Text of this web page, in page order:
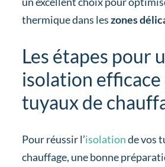
thermique dans leszones
Les étapes pour
isolation efficace
tuyaux de
Pour réussir l’isolationde vos
chauffage, une bonne